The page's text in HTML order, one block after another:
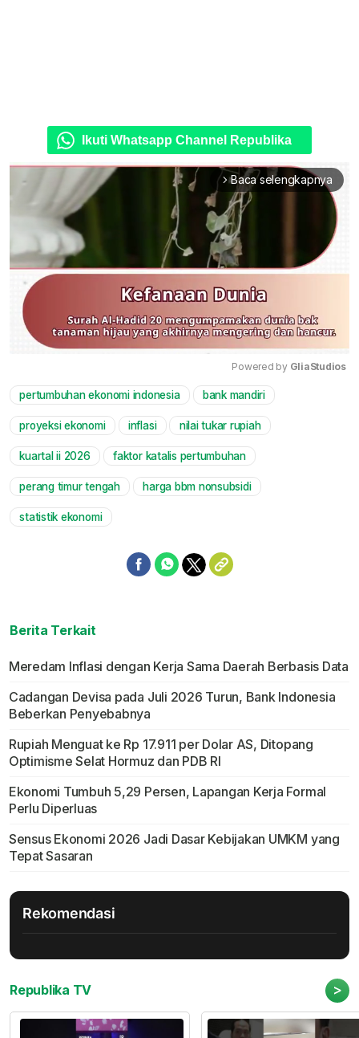
Ikuti Whatsapp Channel Republika
arrow_forward_ios Baca selengkapnya
Powered by GliaStudios
pertumbuhan ekonomi indonesia bank mandiri
proyeksi ekonomi inflasi nilai tukar rupiah
kuartal ii 2026 faktor katalis pertumbuhan
perang timur tengah harga bbm nonsubsidi
statistik ekonomi
Berita Terkait
Meredam Inflasi dengan Kerja Sama Daerah Berbasis Data
Cadangan Devisa pada Juli 2026 Turun, Bank Indonesia
Beberkan Penyebabnya
Rupiah Menguat ke Rp 17.911 per Dolar AS, Ditopang
Optimisme Selat Hormuz dan PDB RI
Ekonomi Tumbuh 5,29 Persen, Lapangan Kerja Formal
Perlu Diperluas
Sensus Ekonomi 2026 Jadi Dasar Kebijakan UMKM yang
Tepat Sasaran
Rekomendasi
Republika TV >